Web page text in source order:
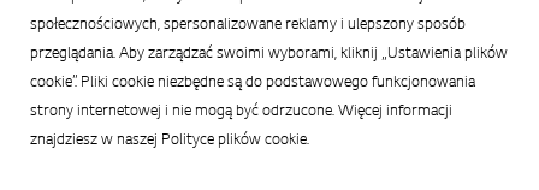
społecznościowych, spersonalizowane reklamy i ulepszony sposób
przeglądania. Aby zarządzać swoimi wyborami, kliknij „Ustawienia plików
cookie”. Pliki cookie niezbędne są do podstawowego funkcjonowania
strony internetowej i nie mogą być odrzucone. Więcej informacji
znajdziesz w naszej Polityce plików cookie.